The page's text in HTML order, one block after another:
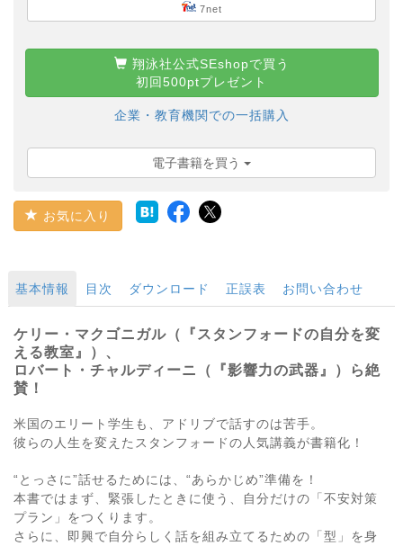
7net
翔泳社公式SEshopで買う
初回500ptプレゼント
企業・教育機関での一括購入
電子書籍を買う
お気に入り
基本情報 目次 ダウンロード 正誤表 お問い合わせ
ケリー・マクゴニガル（『スタンフォードの自分を変
える教室』）、
ロバート・チャルディーニ（『影響力の武器』）ら絶
賛！
米国のエリート学生も、アドリブで話すのは苦手。
彼らの人生を変えたスタンフォードの人気講義が書籍化！
“とっさに”話せるためには、“あらかじめ”準備を！
本書ではまず、緊張したときに使う、自分だけの「不安対策
プラン」をつくります。
さらに、即興で自分らしく話を組み立てるための「型」を身